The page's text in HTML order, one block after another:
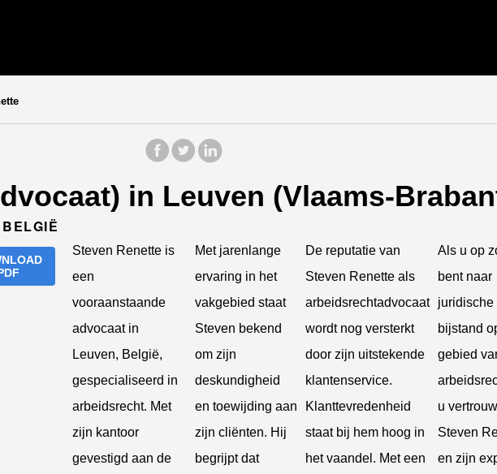
in Leuven (Vlaams-
Steven Renette is
een
vooraanstaande
advocaat in
Leuven, België,
gespecialiseerd in
arbeidsrecht. Met
zijn kantoor
gevestigd aan de
Met jarenlange
ervaring in het
vakgebied staat
Steven bekend
om zijn
deskundigheid
en toewijding aan
zijn cliënten. Hij
begrijpt dat
De reputatie van
Steven Renette als
arbeidsrechtadvocaat
wordt nog versterkt
door zijn uitstekende
klantenservice.
Klanttevredenheid
staat bij hem hoog in
het vaandel. Met een
Als u op
bent naar
juridische
bijstand
gebied
u
Steven
en zijn